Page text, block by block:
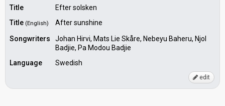
Title
Efter solsken
Title (English)
After sunshine
Songwriters
Johan Hirvi, Mats Lie Skåre, Nebeyu Baheru, Njol
Badjie, Pa Modou Badjie
Language
Swedish
edit